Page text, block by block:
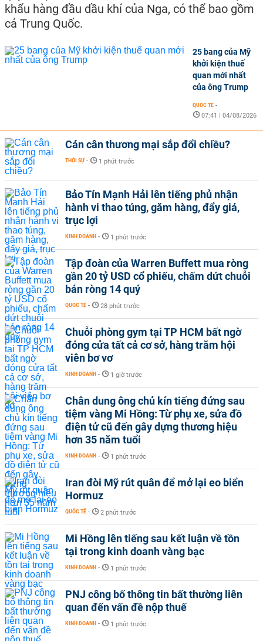
khẩu hàng đầu dầu khí của Nga, có thể bao gồm
cả Trung Quốc.
25 bang của Mỹ
khởi kiện thuế
quan mới nhất
của ông Trump
QUỐC TẾ -
07:41 | 04/08/2026
Cán cân thương mại sắp đổi chiều?
THỜI SỰ - 1 phút trước
Bảo Tín Mạnh Hải lên tiếng phủ nhận
hành vi thao túng, găm hàng, đẩy giá,
trục lợi
KINH DOANH - 1 phút trước
Tập đoàn của Warren Buffett mua ròng
gần 20 tỷ USD cổ phiếu, chấm dứt chuỗi
bán ròng 14 quý
QUỐC TẾ - 28 phút trước
Chuỗi phòng gym tại TP HCM bất ngờ
đóng cửa tất cả cơ sở, hàng trăm hội
viên bơ vơ
KINH DOANH - 1 giờ trước
Chân dung ông chủ kín tiếng đứng sau
tiệm vàng Mi Hồng: Từ phụ xe, sửa đồ
điện tử cũ đến gây dựng thương hiệu
hơn 35 năm tuổi
KINH DOANH - 1 phút trước
Iran đòi Mỹ rút quân để mở lại eo biển
Hormuz
QUỐC TẾ - 2 phút trước
Mi Hồng lên tiếng sau kết luận về tồn
tại trong kinh doanh vàng bạc
KINH DOANH - 1 phút trước
PNJ công bố thông tin bất thường liên
quan đến vấn đề nộp thuế
KINH DOANH - 1 phút trước